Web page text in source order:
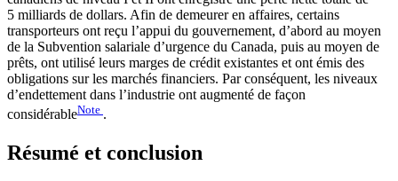
5 milliards de dollars. Afin de demeurer en affaires, certains
transporteurs ont reçu l’appui du gouvernement, d’abord au moyen
de la Subvention salariale d’urgence du Canada, puis au moyen de
prêts, ont utilisé leurs marges de crédit existantes et ont émis des
obligations sur les marchés financiers. Par conséquent, les niveaux
d’endettement dans l’industrie ont augmenté de façon
considérableNote .
Résumé et conclusion